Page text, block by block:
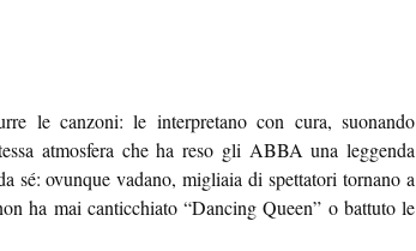
le canzoni: le interpretano con cura, suonando
atmosfera che ha reso gli ABBA una leggenda
sé: ovunque vadano, migliaia di spettatori tornano a
ha mai canticchiato “Dancing Queen” o battuto le